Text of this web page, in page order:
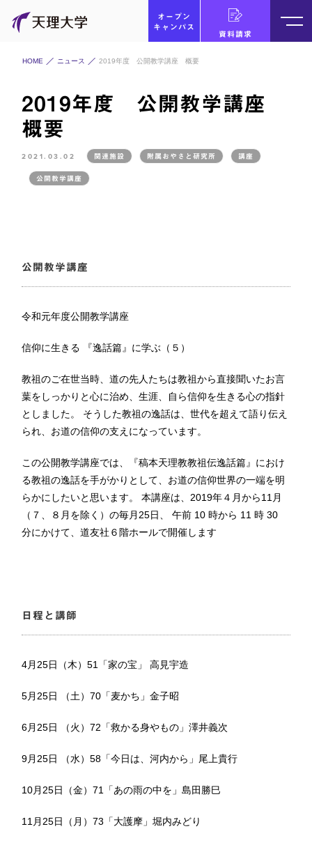
オープン
キャンパス
資料請求
HOME ニュース 2019年度 公開教学講座 概要
2019年度 公開教学講座
概要
2021.03.02 関連施設 附属おやさと研究所 講座
公開教学講座
公開教学講座
令和元年度公開教学講座
信仰に生きる 『逸話篇』に学ぶ（５）
教祖のご在世当時、道の先人たちは教祖から直接聞いたお言
葉をしっかりと心に治め、生涯、自ら信仰を生きる心の指針
としました。 そうした教祖の逸話は、世代を超えて語り伝え
られ、お道の信仰の支えになっています。
この公開教学講座では、『稿本天理教教祖伝逸話篇』におけ
る教祖の逸話を手がかりとして、お道の信仰世界の一端を明
らかにしたいと思います。 本講座は、2019年４月から11月
（７、８月を除く）の毎月25日、 午前 10 時から 11 時 30
分にかけて、道友社６階ホールで開催します
日程と講師
4月25日（木）51「家の宝」 高見宇造
5月25日 （土）70「麦かち」金子昭
6月25日 （火）72「救かる身やもの」澤井義次
9月25日 （水）58「今日は、河内から」尾上貴行
10月25日（金）71「あの雨の中を」島田勝巳
11月25日（月）73「大護摩」堀内みどり